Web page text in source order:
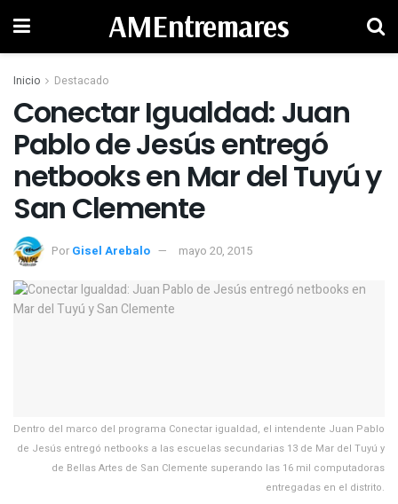
AMEntremares
Inicio Destacado
Conectar Igualdad: Juan
Pablo de Jesús entregó
netbooks en Mar del Tuyú y
San Clemente‏
Por Gisel Arebalo mayo 20, 2015
Dentro del marco del programa Conectar igualdad, el intendente Juan Pablo
de Jesús entregó netbooks a las escuelas secundarias 13 de Mar del Tuyú y
de Bellas Artes de San Clemente superando las 16 mil computadoras
entregadas en el distrito.